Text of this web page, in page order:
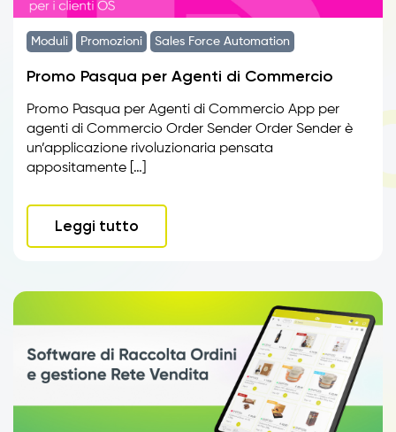
Moduli Promozioni Sales Force Automation
Promo Pasqua per Agenti di Commercio
Promo Pasqua per Agenti di Commercio App per
agenti di Commercio Order Sender Order Sender è
un’applicazione rivoluzionaria pensata
appositamente […]
Leggi tutto